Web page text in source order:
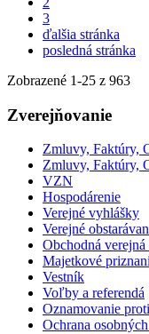
3
ďalšia stránka
posledná stránka
Zobrazené 1-25 z 963
Zverejňovanie
Zmluvy, Faktúry,
Zmluvy, Faktúry,
VZN
Hospodárenie
Verejné vyhlášky
Verejné
Obchodná
Majetkové
Vestník
Voľby a referendá
Oznamovanie
Ochrana